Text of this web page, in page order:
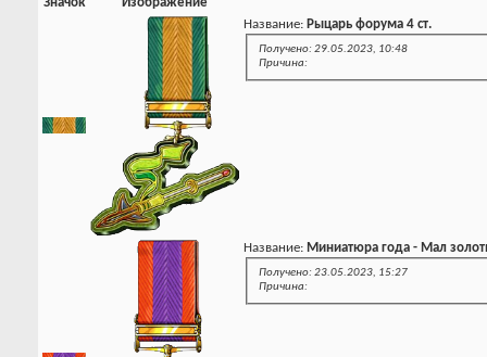
Название: Рыцарь форума 4 ст.
Получено: 29.05.2023, 10:48
Причина:
Название: Миниатюра года - Мал
Получено: 23.05.2023, 15:27
Причина: